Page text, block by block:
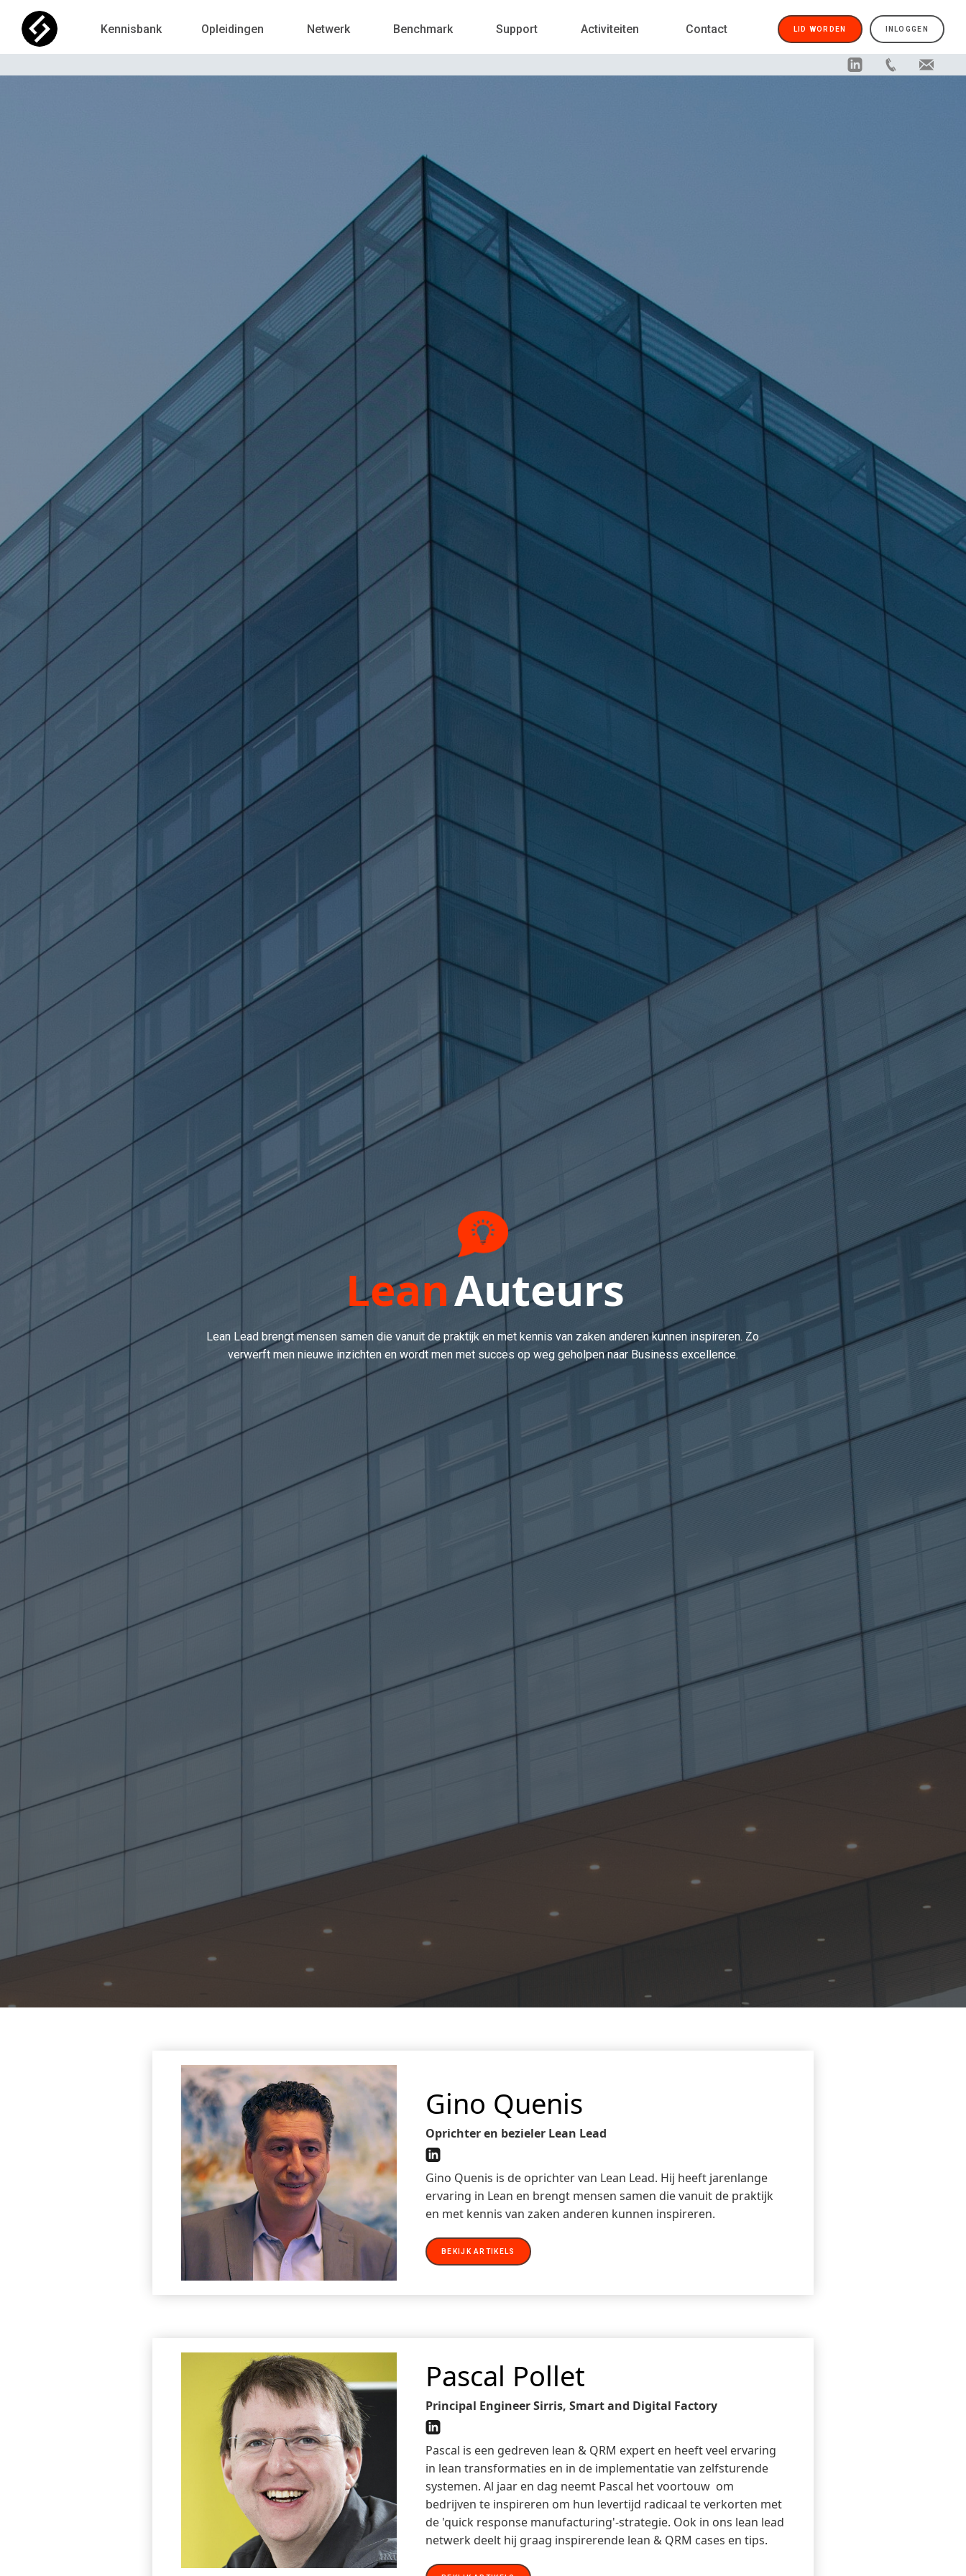
LID WORDEN INLOGGEN
Kennisbank Opleidingen Netwerk Benchmark Support Activiteiten Contact
LeanAuteurs
Lean Lead brengt mensen samen die vanuit de praktijk en met kennis van zaken anderen kunnen inspireren. Zo
verwerft men nieuwe inzichten en wordt men met succes op weg geholpen naar Business excellence.
Gino Quenis
Oprichter en bezieler Lean Lead
Gino Quenis is de oprichter van Lean Lead. Hij heeft jarenlange
ervaring in Lean en brengt mensen samen die vanuit de praktijk
en met kennis van zaken anderen kunnen inspireren.
BEKIJK ARTIKELS
Pascal Pollet
Principal Engineer Sirris, Smart and Digital Factory
Pascal is een gedreven lean & QRM expert en heeft veel ervaring
in lean transformaties en in de implementatie van zelfsturende
systemen. Al jaar en dag neemt Pascal het voortouw om
bedrijven te inspireren om hun levertijd radicaal te verkorten met
de 'quick response manufacturing'-strategie. Ook in ons lean lead
netwerk deelt hij graag inspirerende lean & QRM cases en tips.